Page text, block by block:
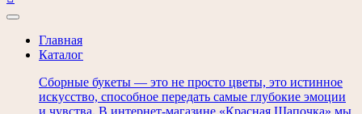
Главная
Каталог
Сборные букеты — это не просто цветы, это истинное
искусство, способное передать самые глубокие эмоции